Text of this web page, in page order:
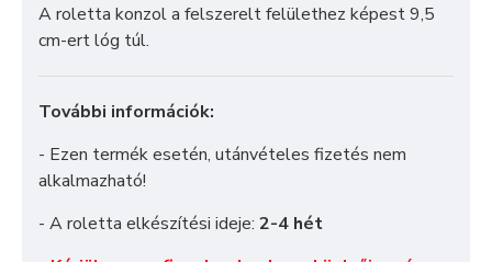
A roletta konzol a felszerelt felülethez képest 9,5
cm-ert lóg túl.
További információk:
- Ezen termék esetén, utánvételes fizetés nem
alkalmazható!
- A roletta elkészítési ideje: 2-4 hét